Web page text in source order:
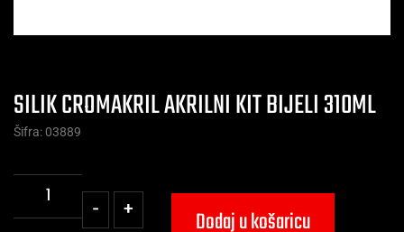
SILIK CROMAKRIL AKRILNI KIT BIJELI 310ML
Šifra: 03889
- + Dodaj u košaricu